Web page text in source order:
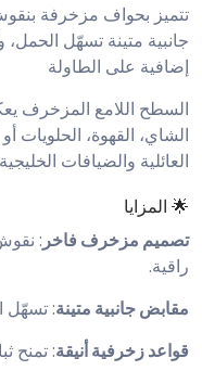
تتميز بحواف مزخرفة
جانبية متينة تسهّل الحمل،
إضافية على الطاولة
السطح اللامع المزخرف
الشاي، القهوة، الحلويات
العائلية والضيافات الخليجية
🌟 المزايا
تصميم مزخرف فاخر:
راقية.
مقابض جانبية متينة: تسهّل
قواعد زخرفية أنيقة: تمنح